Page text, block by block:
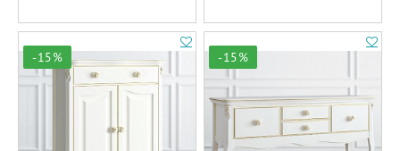
-15% -15%